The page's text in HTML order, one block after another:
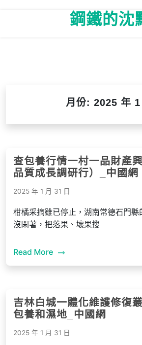
鋼鐵的沈
月份: 2025 年 1
查包養行情一村一品財產
品質成長調研行）_中國網
2025 年 1 月 31 日
柑橘采摘雖已停止，湖南常德石門縣
沒閑著，把落果、壞果搜
Read More
吉林白城一體化維護修復
包養和濕地_中國網
2025 年 1 月 31 日